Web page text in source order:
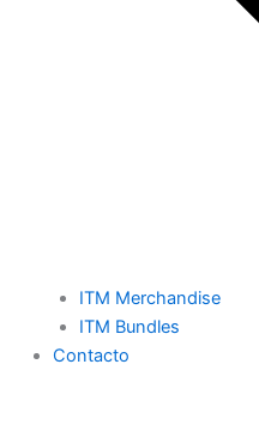
ITM Merchandise
ITM Bundles
Contacto